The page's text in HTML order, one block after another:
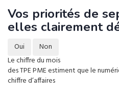
Vos priorités de
elles clairement
Oui
Non
Le chiffre du mois
des TPE PME estiment que le
chiffre d’affaires